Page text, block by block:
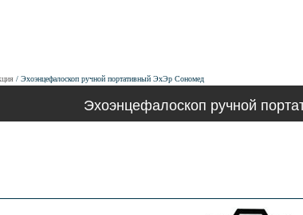
Эхоэнцефалоскоп ручной портативный ЭхЭр Сономед
Эхоэнцефалоскоп ручной